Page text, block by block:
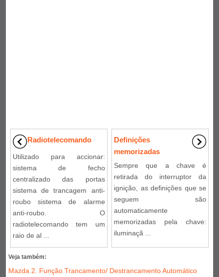
Radiotelecomando
Utilizado para accionar:
sistema de fecho
centralizado das portas
sistema de trancagem anti-
roubo sistema de alarme
anti-roubo. O
radiotelecomando tem um
raio de al ...
Definições
memorizadas
Sempre que a chave é
retirada do interruptor da
ignição, as definições que se
seguem são
automaticamente
memorizadas pela chave:
iluminaçã ...
Veja também:
Mazda 2. Função Trancamento/ Destrancamento Automático